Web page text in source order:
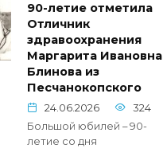
90-летие отметила
Отличник
здравоохранения
Маргарита Ивановна
Блинова из
Песчанокопского
24.06.2026
324
Большой юбилей – 90-
летие со дня